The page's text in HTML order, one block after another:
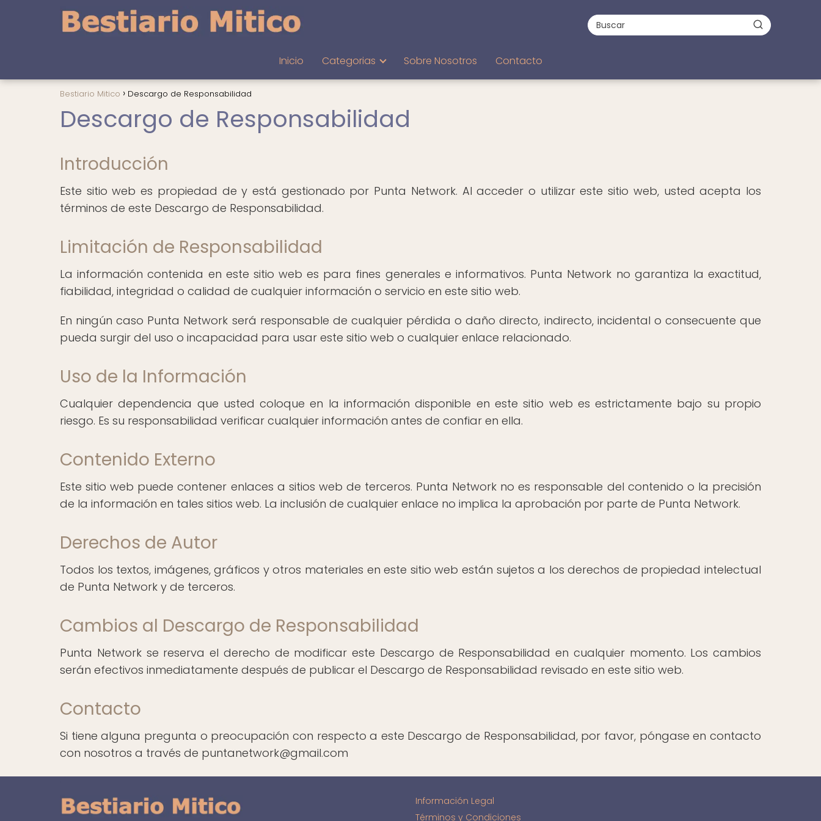
Inicio Categorias Sobre Nosotros Contacto
Bestiario Mitico Descargo de Responsabilidad
Descargo de Responsabilidad
Introducción
Este sitio web es propiedad de y está gestionado por Punta Network. Al acceder o utilizar este sitio web, usted acepta los
términos de este Descargo de Responsabilidad.
Limitación de Responsabilidad
La información contenida en este sitio web es para fines generales e informativos. Punta Network no garantiza la exactitud,
fiabilidad, integridad o calidad de cualquier información o servicio en este sitio web.
En ningún caso Punta Network será responsable de cualquier pérdida o daño directo, indirecto, incidental o consecuente que
pueda surgir del uso o incapacidad para usar este sitio web o cualquier enlace relacionado.
Uso de la Información
Cualquier dependencia que usted coloque en la información disponible en este sitio web es estrictamente bajo su propio
riesgo. Es su responsabilidad verificar cualquier información antes de confiar en ella.
Contenido Externo
Este sitio web puede contener enlaces a sitios web de terceros. Punta Network no es responsable del contenido o la precisión
de la información en tales sitios web. La inclusión de cualquier enlace no implica la aprobación por parte de Punta Network.
Derechos de Autor
Todos los textos, imágenes, gráficos y otros materiales en este sitio web están sujetos a los derechos de propiedad intelectual
de Punta Network y de terceros.
Cambios al Descargo de Responsabilidad
Punta Network se reserva el derecho de modificar este Descargo de Responsabilidad en cualquier momento. Los cambios
serán efectivos inmediatamente después de publicar el Descargo de Responsabilidad revisado en este sitio web.
Contacto
Si tiene alguna pregunta o preocupación con respecto a este Descargo de Responsabilidad, por favor, póngase en contacto
con nosotros a través de puntanetwork@gmail.com
Información Legal
Términos y Condiciones